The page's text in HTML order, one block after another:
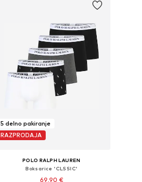
5 delno pakiranje
RAZPRODAJA
POLO RALPH LAUREN
Boksarice 'CLSSIC'
69,90 €